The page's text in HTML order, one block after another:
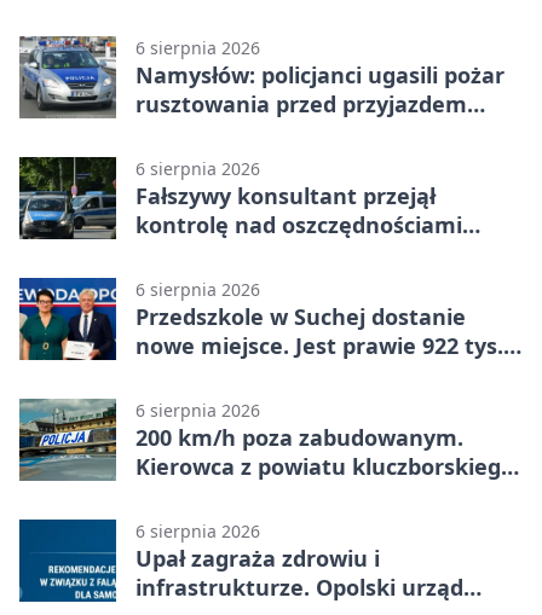
6 sierpnia 2026
Namysłów: policjanci ugasili pożar
rusztowania przed przyjazdem
6 sierpnia 2026
Fałszywy konsultant przejął
kontrolę nad oszczędnościami
6 sierpnia 2026
Przedszkole w Suchej dostanie
nowe miejsce. Jest prawie 922 tys.
6 sierpnia 2026
200 km/h poza zabudowanym.
Kierowca z powiatu kluczborskiego
6 sierpnia 2026
Upał zagraża zdrowiu i
infrastrukturze. Opolski urząd